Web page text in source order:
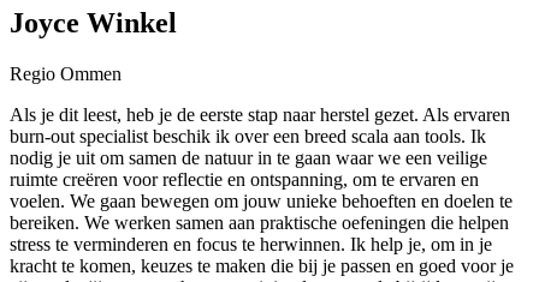
Joyce Winkel
Regio Ommen
Als je dit leest, heb je de eerste stap naar herstel gezet. Als ervaren
burn-out specialist beschik ik over een breed scala aan tools. Ik
nodig je uit om samen de natuur in te gaan waar we een veilige
ruimte creëren voor reflectie en ontspanning, om te ervaren en
voelen. We gaan bewegen om jouw unieke behoeften en doelen te
bereiken. We werken samen aan praktische oefeningen die helpen
stress te verminderen en focus te herwinnen. Ik help je, om in je
kracht te komen, keuzes te maken die bij je passen en goed voor je